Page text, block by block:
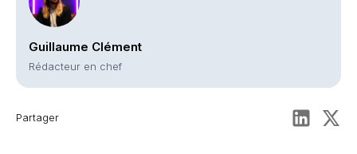
Guillaume Clément
Rédacteur en chef
Partager